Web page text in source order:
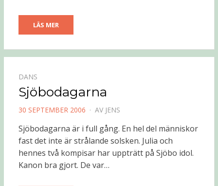
LÄS MER
DANS
Sjöbodagarna
PUBLICERAD
30 SEPTEMBER 2006 AV JENS
Sjöbodagarna är i full gång. En hel del människor
fast det inte är strålande solsken. Julia och
hennes två kompisar har uppträtt på Sjöbo idol.
Kanon bra gjort. De var…